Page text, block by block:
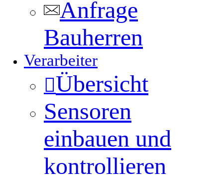
Anfrage
Bauherren
Verarbeiter
Übersicht
Sensoren
einbauen und
kontrollieren